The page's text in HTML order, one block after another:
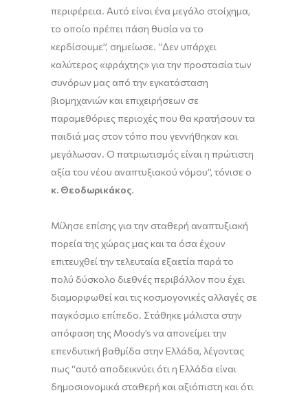
περιφέρεια. Αυτό είναι ένα μεγάλο στοίχημα,
το οποίο πρέπει πάση θυσία να το
κερδίσουμε”, σημείωσε. “Δεν υπάρχει
καλύτερος «φράχτης» για την προστασία των
συνόρων μας από την εγκατάσταση
βιομηχανιών και επιχειρήσεων σε
παραμεθόριες περιοχές που θα κρατήσουν τα
παιδιά μας στον τόπο που γεννήθηκαν και
μεγάλωσαν. Ο πατριωτισμός είναι η πρώτιστη
αξία του νέου αναπτυξιακού νόμου”, τόνισε ο
κ. Θεοδωρικάκος.
Μίλησε επίσης για την σταθερή αναπτυξιακή
πορεία της χώρας μας και τα όσα έχουν
επιτευχθεί την τελευταία εξαετία παρά το
πολύ δύσκολο διεθνές περιβάλλον που έχει
διαμορφωθεί και τις κοσμογονικές αλλαγές σε
παγκόσμιο επίπεδο. Στάθηκε μάλιστα στην
απόφαση της Moody’s να απονείμει την
επενδυτική βαθμίδα στην Ελλάδα, λέγοντας
πως “αυτό αποδεικνύει ότι η Ελλάδα είναι
δημοσιονομικά σταθερή και αξιόπιστη και ότι